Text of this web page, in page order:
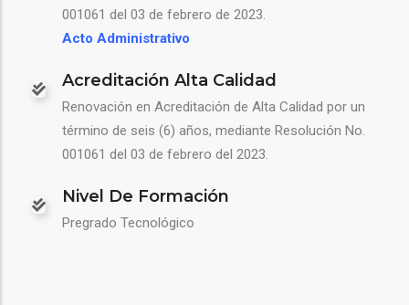
001061 del 03 de febrero de 2023.
Acto Administrativo
Acreditación Alta Calidad
Renovación en Acreditación de Alta Calidad por un
término de seis (6) años, mediante Resolución No.
001061 del 03 de febrero del 2023.
Nivel De Formación
Pregrado Tecnológico